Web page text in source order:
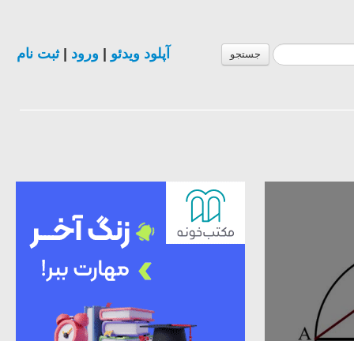
جستجو آپلود ویدئو ورود |ثبت نام